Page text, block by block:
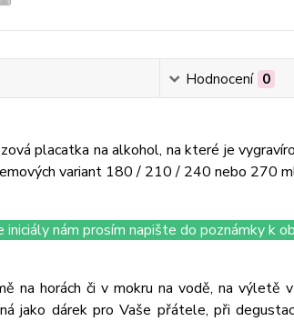
Hodnocení 0
placatka na alkohol, na které je
variant 180 / 210 / 240 nebo 270
iniciály nám prosím napište do poznámky k
na horách či v mokru na vodě, na výletě
jako dárek pro Vaše přátele, při